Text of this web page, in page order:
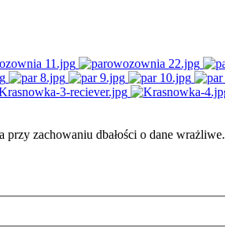
przy zachowaniu dbałości o dane wrażliwe.